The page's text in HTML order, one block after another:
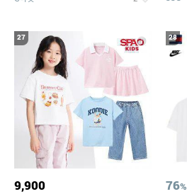
27
9,900
28
76%